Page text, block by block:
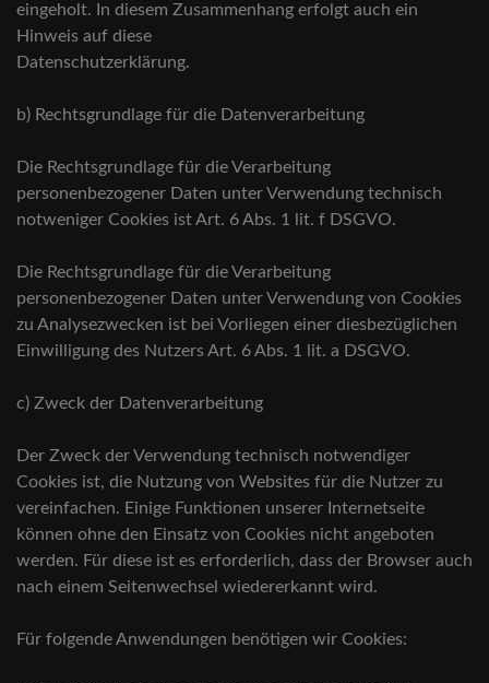
eingeholt. In diesem Zusammenhang erfolgt auch ein
Hinweis auf diese
Datenschutzerklärung.
b) Rechtsgrundlage für die Datenverarbeitung
Die Rechtsgrundlage für die Verarbeitung
personenbezogener Daten unter Verwendung technisch
notweniger Cookies ist Art. 6 Abs. 1 lit. f DSGVO.
Die Rechtsgrundlage für die Verarbeitung
personenbezogener Daten unter Verwendung von Cookies
zu Analysezwecken ist bei Vorliegen einer diesbezüglichen
Einwilligung des Nutzers Art. 6 Abs. 1 lit. a DSGVO.
c) Zweck der Datenverarbeitung
Der Zweck der Verwendung technisch notwendiger
Cookies ist, die Nutzung von Websites für die Nutzer zu
vereinfachen. Einige Funktionen unserer Internetseite
können ohne den Einsatz von Cookies nicht angeboten
werden. Für diese ist es erforderlich, dass der Browser auch
nach einem Seitenwechsel wiedererkannt wird.
Für folgende Anwendungen benötigen wir Cookies: